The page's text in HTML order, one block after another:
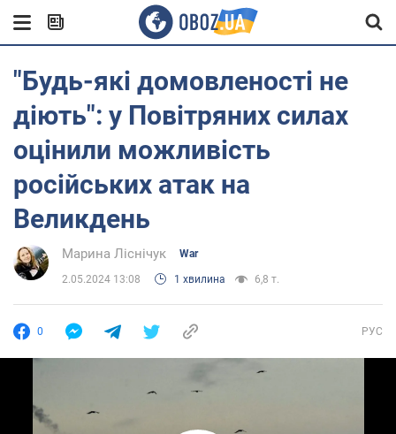
"Будь-які домовленості не
діють": у Повітряних силах
оцінили можливість
російських атак на
Великдень
Марина Ліснічук War
2.05.2024 13:08 1 хвилина 6,8 т.
0 РУС